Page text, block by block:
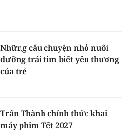
Những câu chuyện nhỏ nuôi
dưỡng trái tim biết yêu thương
của trẻ
Trấn Thành chính thức khai
máy phim Tết 2027